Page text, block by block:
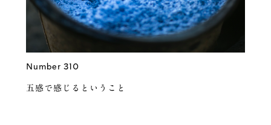
Number 310
五感で感じるということ